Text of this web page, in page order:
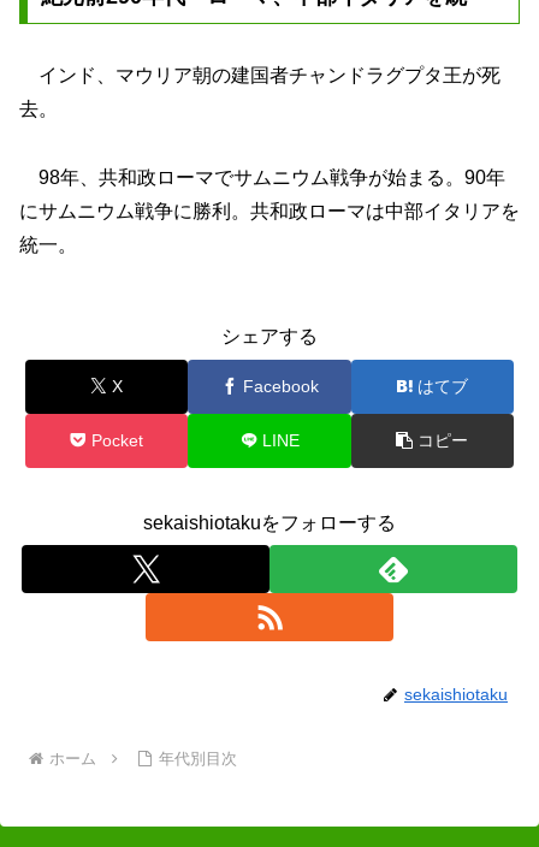
インド、マウリア朝の建国者チャンドラグプタ王が死
去。
98年、共和政ローマでサムニウム戦争が始まる。90年
にサムニウム戦争に勝利。共和政ローマは中部イタリアを
統一。
シェアする
X Facebook はてブ
Pocket LINE コピー
sekaishiotakuをフォローする
sekaishiotaku
ホーム 年代別目次